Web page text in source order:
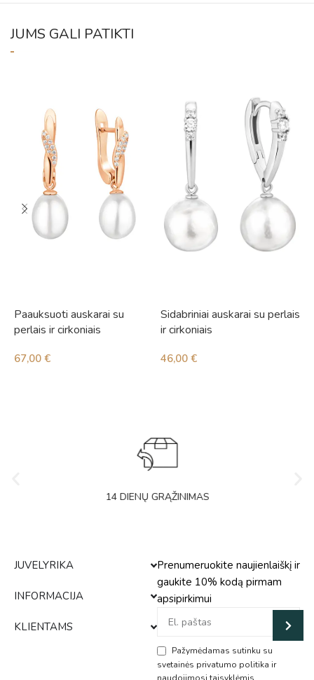
JUMS GALI PATIKTI
Paauksuoti auskarai su
perlais ir cirkoniais
67,00 €
Sidabriniai auskarai su perlais
ir cirkoniais
46,00 €
14 DIENŲ GRĄŽINIMAS
JUVELYRIKA
INFORMACIJA
KLIENTAMS
Prenumeruokite naujienlaiškį ir
gaukite 10% kodą pirmam
apsipirkimui
Pažymėdamas sutinku su
svetainės privatumo politika ir